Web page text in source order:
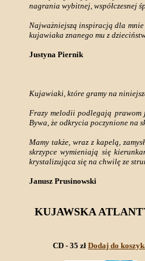
nagrania wybitnej, współczesnej
Najważniejszą inspiracją dla
kujawiaka znanego mu z
Justyna Piernik
Kujawiaki, które gramy na
Frazy melodii podlegają prawom
Bywa, że odkrycia poczynione na
Mamy także, wraz z kapelą,
skrzypce wymieniają się
krystalizująca się na chwilę ze
Janusz Prusinowski
KUJAWSKA
CD - 35 złDodaj do